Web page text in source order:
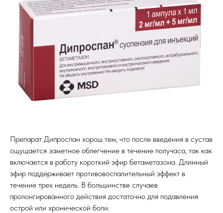
Препарат Дипроспан хорош тем, что после введения в сустав
ощущается заметное облегчение в течение получаса, так как
включается в работу короткий эфир бетаметазона. Длинный
эфир поддерживает противовоспалительный эффект в
течение трех недель. В большинстве случаев
пролонгированного действия достаточно для подавления
острой или хронической боли.